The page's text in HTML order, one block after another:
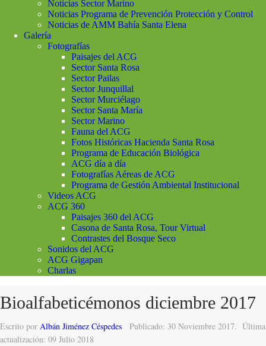
Noticias Sector Marino
Noticias Programa de Prevención Protección y Control
Noticias de AMM Bahía Santa Elena
Galería
Fotografías
Paisajes del ACG
Sector Santa Rosa
Sector Pailas
Sector Junquillal
Sector Murciélago
Sector Santa María
Sector Marino
Fauna del ACG
Fotos Históricas Hacienda Santa Rosa
Programa de Educación Biológica
ACG día a día
Fotografías Aéreas de ACG
Programa de Gestión Ambiental Institucional
Videos ACG
ACG 360
Paisajes 360 del ACG
Casona de Santa Rosa, Tour Virtual
Contrastes del Bosque Seco
Sonidos del ACG
ACG Gigapan
Charlas
Bioalfabeticémonos diciembre 2017
Escrito por Albán Jiménez Céspedes Publicado: 30 Noviembre 2017. Última
actualización: 09 Julio 2018